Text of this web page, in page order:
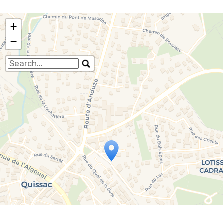
Travelers' Map is loading...
If you see this after your page is loaded
completely, leafletJS files are missing.
+
−